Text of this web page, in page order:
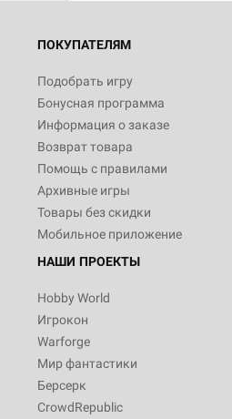
ПОКУПАТЕЛЯМ
Подобрать игру
Бонусная программа
Информация о заказе
Возврат товара
Помощь с правилами
Архивные игры
Товары без скидки
Мобильное приложение
НАШИ ПРОЕКТЫ
Hobby World
Игрокон
Warforge
Мир фантастики
Берсерк
CrowdRepublic